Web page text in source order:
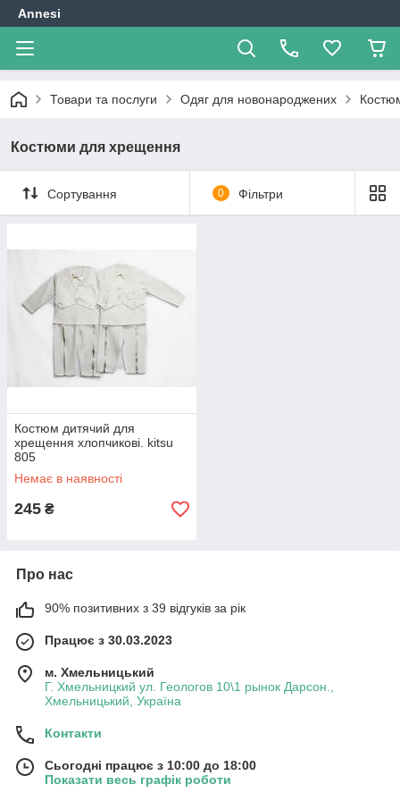
Annesi
Товари та послуги Одяг для новонароджених
Костюми для хрещення
Сортування 0 Фільтри
Костюм дитячий для
хрещення хлопчикові. kitsu
805
Немає в наявності
245 ₴
Про нас
90% позитивних з 39 відгуків за рік
Працює з 30.03.2023
м. Хмельницький
Г. Хмельницкий ул. Геологов 10\1 рынок Дарсон.,
Хмельницький, Україна
Контакти
Сьогодні працює з 10:00 до 18:00
Показати весь графік роботи